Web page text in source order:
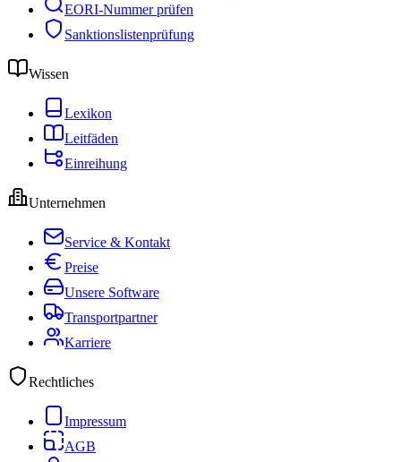
EORI-Nummer prüfen
Sanktionslistenprüfung
Wissen
Lexikon
Leitfäden
Einreihung
Unternehmen
Service & Kontakt
Preise
Unsere Software
Transportpartner
Karriere
Rechtliches
Impressum
AGB